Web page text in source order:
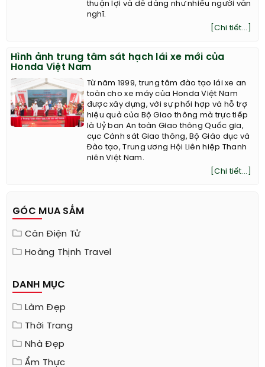
thuận lợi và dễ dàng như nhiều người vẫn
nghĩ.
[Chi tiết...]
Hình ảnh trung tâm sát hạch lái xe mới của
Honda Việt Nam
Từ năm 1999, trung tâm đào tạo lái xe an
toàn cho xe máy của Honda Việt Nam
được xây dựng, với sự phối hợp và hỗ trợ
hiệu quả của Bộ Giao thông mà trực tiếp
là Uỷ ban An toàn Giao thông Quốc gia,
cục Cảnh sát Giao thông, Bộ Giáo dục và
Đào tạo, Trung ương Hội Liên hiệp Thanh
niên Việt Nam.
[Chi tiết...]
GÓC MUA SẮM
Cân Điện Tử
Hoàng Thịnh Travel
DANH MỤC
Làm Đẹp
Thời Trang
Nhà Đẹp
Ẩm Thực